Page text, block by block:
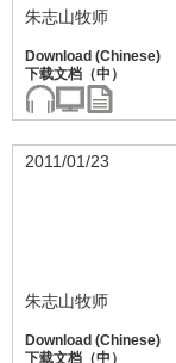
朱志山牧师
2011/01/23
朱志山牧师